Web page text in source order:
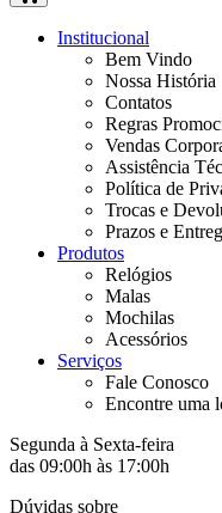
Institucional
Bem Vindo
Nossa História
Contatos
Regras
Vendas
Assistência
Política de
Trocas e
Prazos e
Produtos
Relógios
Malas
Mochilas
Acessórios
Serviços
Fale Conosco
Encontre uma
Segunda à Sexta-feira
das 09:00h às 17:00h
Dúvidas sobre